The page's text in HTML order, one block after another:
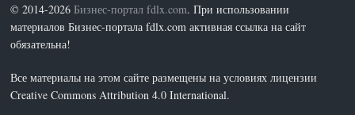
© 2014-2026Бизнес-портал fdlx.com. При использовании
материалов Бизнес-портала fdlx.com активная ссылка на сайт
обязательна!
Все материалы на этом сайте размещены на условиях лицензии
Creative Commons Attribution 4.0 International.